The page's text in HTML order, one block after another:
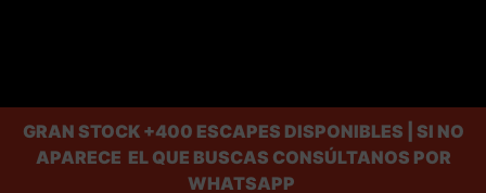
GRAN STOCK+400 ESCAPES DISPONIBLES | SI NO
APARECE EL QUE BUSCAS CONSÚLTANOS POR
WHATSAPP